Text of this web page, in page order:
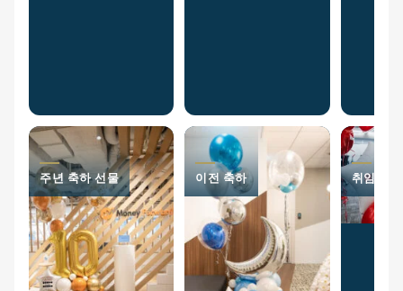
주년 축하 선물 이전 축하 취임 축하